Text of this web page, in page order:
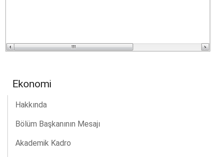
Ekonomi
Hakkında
Bölüm Başkanının Mesajı
Akademik Kadro